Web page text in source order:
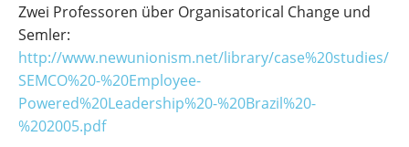
Zwei Professoren über Organisatorical Change und
Semler:
http://www.newunionism.net/library/case%20studies/
SEMCO%20-%20Employee-
Powered%20Leadership%20-%20Brazil%20-
%202005.pdf